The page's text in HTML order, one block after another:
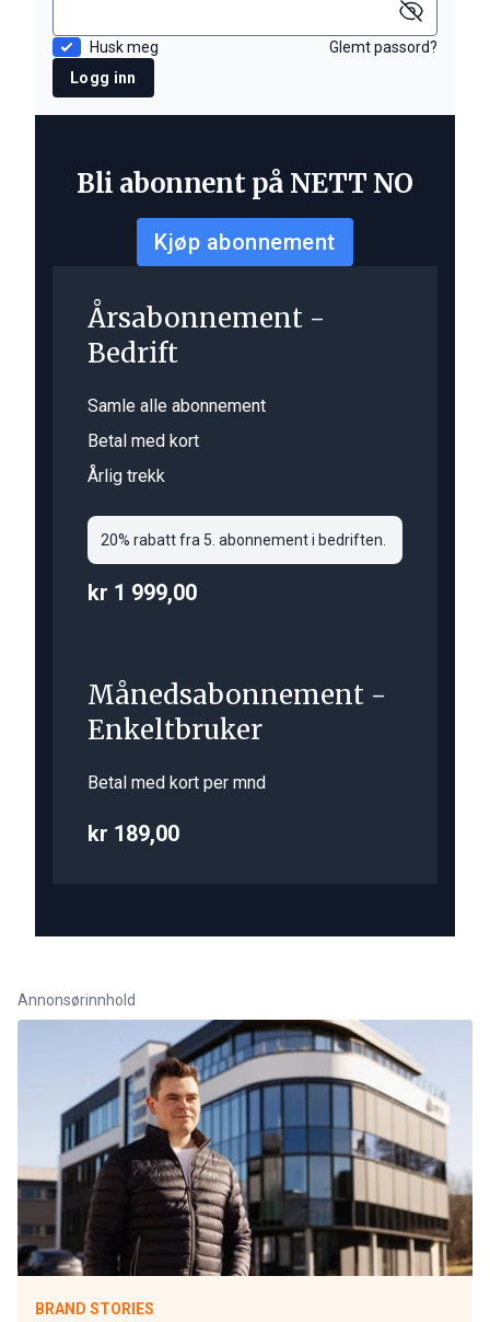
Husk meg
Glemt passord?
Logg inn
Bli abonnent på NETT NO
Kjøp abonnement
Årsabonnement -
Bedrift
Samle alle abonnement
Betal med kort
Årlig trekk
20% rabatt fra 5. abonnement i bedriften.
kr 1 999,00
Månedsabonnement -
Enkeltbruker
Betal med kort per mnd
kr 189,00
Annonsørinnhold
BRAND STORIES